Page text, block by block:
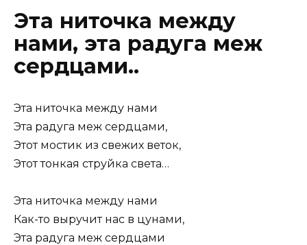
Эта ниточка между
нами, эта радуга меж
сердцами..
Эта ниточка между нами
Эта радуга меж сердцами,
Этот мостик из свежих веток,
Этот тонкая струйка света…
Эта ниточка между нами
Как-то выручит нас в цунами,
Эта радуга меж сердцами